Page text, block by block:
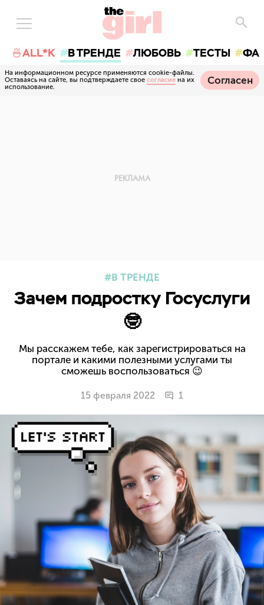
🍜ALL*K В ТРЕНДЕ ЛЮБОВЬ ТЕСТЫ
На информационном ресурсе применяются cookie-файлы.
Оставаясь на сайте, вы подтверждаете свое согласие на их
использование.
Согласен
В ТРЕНДЕ
Зачем подростку Госуслуги
🤓
Мы расскажем тебе, как зарегистрироваться на
портале и какими полезными услугами ты
сможешь воспользоваться 😉
15 февраля 2022 1